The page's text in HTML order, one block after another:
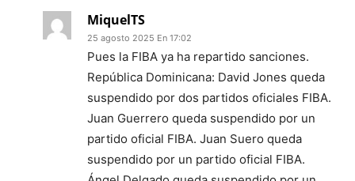
MiquelTS
25 agosto 2025 En 17:02
Pues la FIBA ya ha repartido sanciones.
República Dominicana: David Jones queda
suspendido por dos partidos oficiales FIBA.
Juan Guerrero queda suspendido por un
partido oficial FIBA. Juan Suero queda
suspendido por un partido oficial FIBA.